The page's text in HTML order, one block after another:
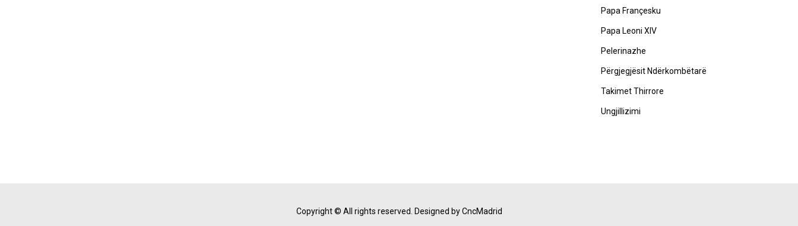
Papa Françesku
Papa Leoni XIV
Pelerinazhe
Përgjegjësit Ndërkombëtarë
Takimet Thirrore
Ungjillizimi
Copyright © All rights reserved. Designed by CncMadrid